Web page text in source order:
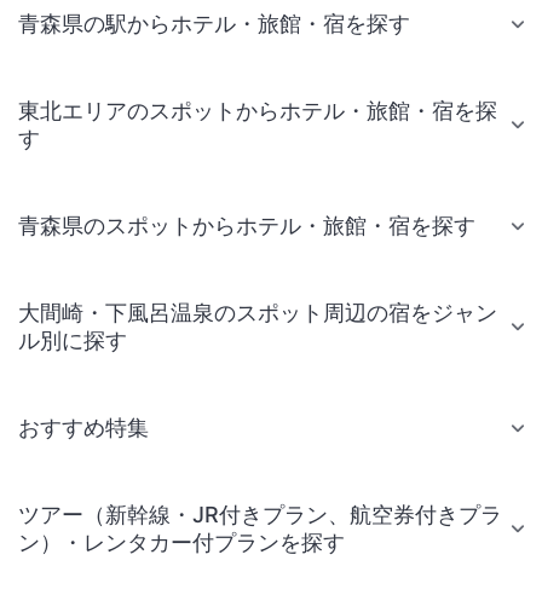
青森県の駅からホテル・旅館・宿を探す
東北エリアのスポットからホテル・旅館・宿を探
す
青森県のスポットからホテル・旅館・宿を探す
大間崎・下風呂温泉のスポット周辺の宿をジャン
ル別に探す
おすすめ特集
ツアー（新幹線・JR付きプラン、航空券付きプラ
ン）・レンタカー付プランを探す